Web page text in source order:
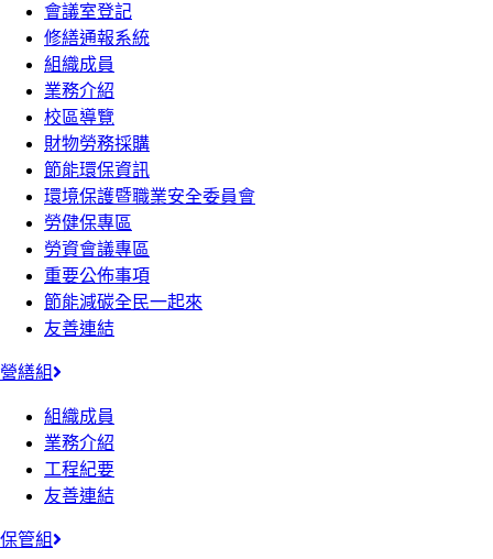
會議室登記
修繕通報系統
組織成員
業務介紹
校區導覽
財物勞務採購
節能環保資訊
環境保護暨職業安全委員會
勞健保專區
勞資會議專區
重要公佈事項
節能減碳全民一起來
友善連結
營繕組
組織成員
業務介紹
工程紀要
友善連結
保管組